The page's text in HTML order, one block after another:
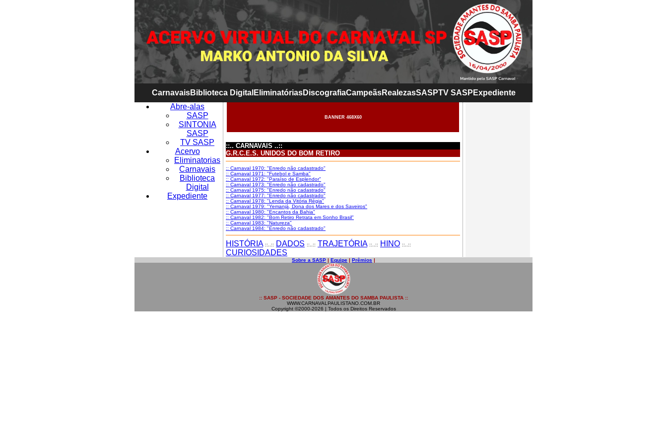
CarnavaisBiblioteca Digital EliminatóriasDiscografiaCampeãsRealezasSASPTV SASP Expediente
Abre-alas
SASP
SINTONIA
SASP
TV SASP
Acervo
Eliminatorias
Carnavais
Biblioteca
Digital
Expediente
BANNER 468X60
::.. CARNAVAIS ..::
G.R.C.E.S. UNIDOS DO BOM RETIRO
:: Carnaval 1970: "Enredo não cadastrado"
:: Carnaval 1971: "Futebol e Samba"
:: Carnaval 1972: "Paraíso de Esplendor"
:: Carnaval 1973: "Enredo não cadastrado"
:: Carnaval 1975: "Enredo não cadastrado"
:: Carnaval 1977: "Enredo não cadastrado"
:: Carnaval 1978: "Lenda da Vitória Régia"
:: Carnaval 1979: "Yemanjá, Dona dos Mares e dos Saveiros"
:: Carnaval 1980: "Encantos da Bahia"
:: Carnaval 1982: "Bom Retiro Retrata em Sonho Brasil"
:: Carnaval 1983: "Natureza"
:: Carnaval 1984: "Enredo não cadastrado"
HISTÓRIA ::..:: DADOS ::..:: TRAJETÓRIA ::..:: HINO ::..::
CURIOSIDADES
Sobre a SASP | Equipe | Prêmios |
:: SASP - SOCIEDADE DOS AMANTES DO SAMBA PAULISTA ::
WWW.CARNAVALPAULISTANO.COM.BR
Copyright ©2000-2026 | Todos os Direitos Reservados